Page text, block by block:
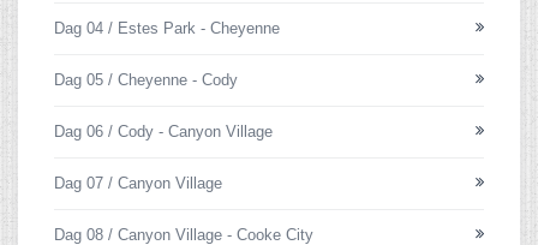
Dag 04 / Estes Park - Cheyenne
Dag 05 / Cheyenne - Cody
Dag 06 / Cody - Canyon Village
Dag 07 / Canyon Village
Dag 08 / Canyon Village - Cooke City